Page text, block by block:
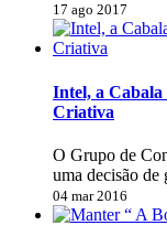
17 ago 2017
Intel, a Cabala
Criativa
O Grupo de
uma decisão de
04 mar 2016